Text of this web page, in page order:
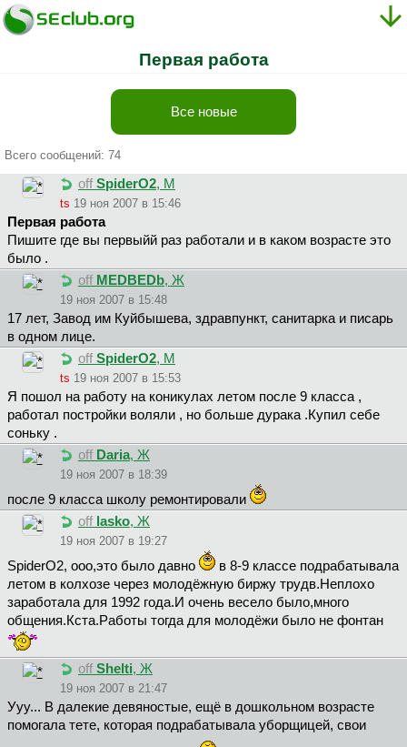
Первая работа
Все новые
Всего сообщений: 74
off SpiderO2, М
ts 19 ноя 2007 в 15:46
Первая работа
Пишите где вы первыйй раз работали и в каком возрасте это
было .
off MEDBEDb, Ж
19 ноя 2007 в 15:48
17 лет, Завод им Куйбышева, здравпункт, санитарка и писарь
в одном лице.
off SpiderO2, М
ts 19 ноя 2007 в 15:53
Я пошол на работу на коникулах летом после 9 класса ,
работал постройки воляли , но больше дурака .Купил себе
соньку .
off Daria, Ж
19 ноя 2007 в 18:39
после 9 класса школу ремонтировали
off lasko, Ж
19 ноя 2007 в 19:27
SpiderO2, ооо,это было давно
в 8-9 классе подрабатывала
летом в колхозе через молодёжную биржу трудв.Неплохо
заработала для 1992 года.И очень весело было,много
общения.Кста.Работы тогда для молодёжи было не фонтан
off Shelti, Ж
19 ноя 2007 в 21:47
Ууу... В далекие девяностые, ещё в дошкольном возрасте
помогала тете, которая подрабатывала уборщицей, свои